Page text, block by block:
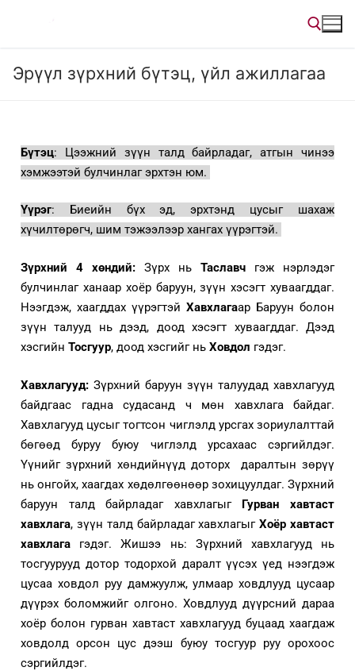
Эрүүл зүрхний бүтэц, үйл ажиллагаа
Бүтэц: Цээжний зүүн талд байрладаг, атгын чинээ
хэмжээтэй булчинлаг эрхтэн юм.
Үүрэг: Биеийн бүх эд, эрхтэнд цусыг шахаж
хүчилтөрөгч, шим тэжээлээр хангах үүрэгтэй.
Зүрхний 4 хөндий: Зүрх нь Таславч гэж нэрлэдэг
булчинлаг ханаар хоёр баруун, зүүн хэсэгт хуваагддаг.
Нээгдэж, хаагддах үүрэгтэй Хавхлагаар Баруун болон
зүүн талууд нь дээд, доод хэсэгт хуваагддаг. Дээд
хэсгийн Тосгуур, доод хэсгийг нь Ховдол гэдэг.
Хавхлагууд: Зүрхний баруун зүүн талуудад хавхлагууд
байдгаас гадна судасанд ч мөн хавхлага байдаг.
Хавхлагууд цусыг тогтсон чиглэлд урсгах зориулалттай
бөгөөд буруу буюу чиглэлд урсахаас сэргийлдэг.
Үүнийг зүрхний хөндийнүүд доторх даралтын зөрүү
нь онгойх, хаагдах хөдөлгөөнөөр зохицуулдаг. Зүрхний
баруун талд байрладаг хавхлагыг Гурван хавтаст
хавхлага, зүүн талд байрладаг хавхлагыгХоёр хавтаст
хавхлага гэдэг. Жишээ нь: Зүрхний хавхлагууд нь
тосгуурууд дотор тодорхой даралт үүсэх үед нээгдэж
цусаа ховдол руу дамжуулж, улмаар ховдлууд цусаар
дүүрэх боломжийг олгоно. Ховдлууд дүүрсний дараа
хоёр болон гурван хавтаст хавхлагууд буцаад хаагдаж
ховдолд орсон цус дээш буюу тосгуур руу орохоос
сэргийлдэг.